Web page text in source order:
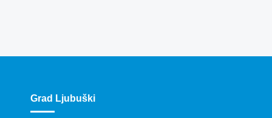
Grad Ljubuški